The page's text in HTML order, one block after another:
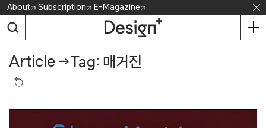
Skip
content
About Subscription E-Magazine
Article →Tag: 매거진